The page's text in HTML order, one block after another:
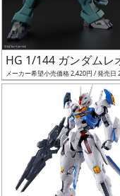
価
格
改
定
予
HG 1/144 ガンダムレ
メーカー希望小売価格 2,420円 / 発売日